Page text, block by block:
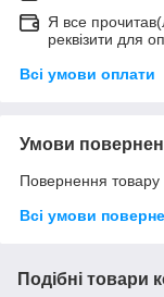
Я все
реквізити для
Всі умови оплати
Умови
Повернення товару
Всі умови
Подібні товари